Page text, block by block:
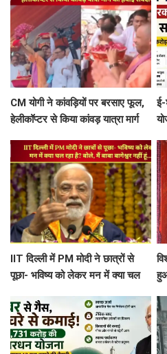
CM योगी ने कांवड़ियों पर बरसाए फूल,
हेलीकॉप्टर से किया कांवड़ यात्रा मार्ग
ई-
IIT दिल्ली में PM मोदी ने छात्रों से
पूछा- भविष्य को लेकर मन में क्या चल